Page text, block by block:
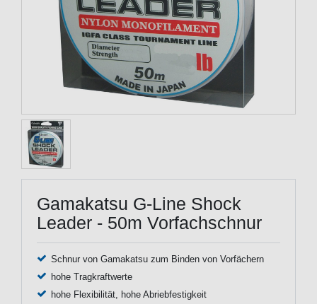
Gamakatsu G-Line Shock
Leader - 50m Vorfachschnur
Schnur von Gamakatsu zum Binden von Vorfächern
hohe Tragkraftwerte
hohe Flexibilität, hohe Abriebfestigkeit